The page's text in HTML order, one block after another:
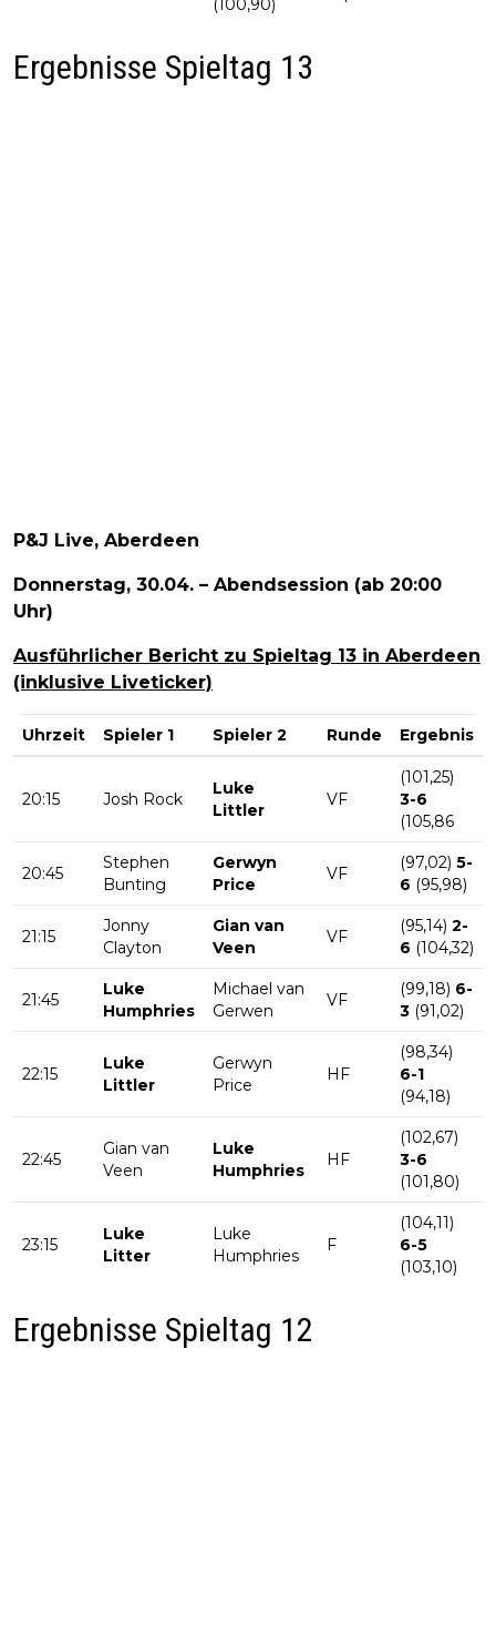
(100,90)
Ergebnisse Spieltag 13
P&J Live, Aberdeen
Donnerstag, 30.04. – Abendsession (ab 20:00
Uhr)
Ausführlicher Bericht zu Spieltag 13 in Aberdeen
(inklusive Liveticker)
Uhrzeit Spieler 1 Spieler 2 Runde Ergebnis
20:15 Josh Rock
Luke
Littler
VF
(101,25)
3-6
(105,86
20:45
Stephen
Bunting
Gerwyn
Price
VF
(97,02) 5-
6 (95,98)
21:15
Jonny
Clayton
Gian van
Veen
VF
(95,14) 2-
6 (104,32)
21:45
Luke
Humphries
Michael van
Gerwen
VF
(99,18) 6-
3 (91,02)
22:15
Luke
Littler
Gerwyn
Price
HF
(98,34)
6-1
(94,18)
22:45
Gian van
Veen
Luke
Humphries
HF
(102,67)
3-6
(101,80)
23:15
Luke
Litter
Luke
Humphries
F
(104,11)
6-5
(103,10)
Ergebnisse Spieltag 12